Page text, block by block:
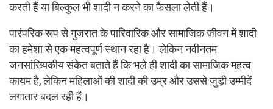
करती हैं या बिल्कुल भी शादी न करने का फैसला लेती हैं।
पारंपरिक रूप से गुजरात के पारिवारिक और सामाजिक जीवन में शादी
का हमेशा से एक महत्वपूर्ण स्थान रहा है। लेकिन नवीनतम
जनसांख्यिकीय संकेत बताते हैं कि भले ही शादी का सामाजिक महत्व
कायम है, लेकिन महिलाओं की शादी की उम्र और उससे जुड़ी उम्मीदें
लगातार बदल रही हैं।